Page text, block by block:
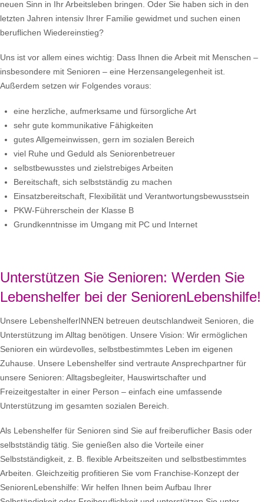
neuen Sinn in Ihr Arbeitsleben bringen. Oder Sie haben sich in den
letzten Jahren intensiv Ihrer Familie gewidmet und suchen einen
beruflichen Wiedereinstieg?
Uns ist vor allem eines wichtig: Dass Ihnen die Arbeit mit Menschen –
insbesondere mit Senioren – eine Herzensangelegenheit ist.
Außerdem setzen wir Folgendes voraus:
eine herzliche, aufmerksame und fürsorgliche Art
sehr gute kommunikative Fähigkeiten
gutes Allgemeinwissen, gern im sozialen Bereich
viel Ruhe und Geduld als Seniorenbetreuer
selbstbewusstes und zielstrebiges Arbeiten
Bereitschaft, sich selbstständig zu machen
Einsatzbereitschaft, Flexibilität und Verantwortungsbewusstsein
PKW-Führerschein der Klasse B
Grundkenntnisse im Umgang mit PC und Internet
Unterstützen Sie Senioren: Werden Sie
Lebenshelfer bei der SeniorenLebenshilfe!
Unsere LebenshelferINNEN betreuen deutschlandweit Senioren, die
Unterstützung im Alltag benötigen. Unsere Vision: Wir ermöglichen
Senioren ein würdevolles, selbstbestimmtes Leben im eigenen
Zuhause. Unsere Lebenshelfer sind vertraute Ansprechpartner für
unsere Senioren: Alltagsbegleiter, Hauswirtschafter und
Freizeitgestalter in einer Person – einfach eine umfassende
Unterstützung im gesamten sozialen Bereich.
Als Lebenshelfer für Senioren sind Sie auf freiberuflicher Basis oder
selbstständig tätig. Sie genießen also die Vorteile einer
Selbstständigkeit, z. B. flexible Arbeitszeiten und selbstbestimmtes
Arbeiten. Gleichzeitig profitieren Sie vom Franchise-Konzept der
SeniorenLebenshilfe: Wir helfen Ihnen beim Aufbau Ihrer